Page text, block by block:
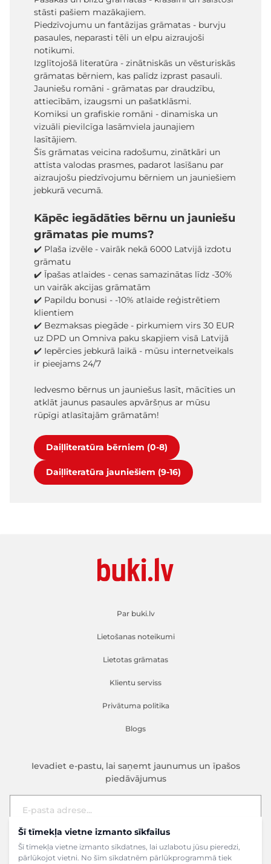
Šī tīmekļa vietne izmanto sīkfailus
Šī tīmekļa vietne izmanto sīkdatnes, lai uzlabotu jūsu pieredzi,
pārlūkojot vietni. No šīm sīkdatnēm pārlūkprogrammā tiek
stāsti pašiem mazākajiem.
Piedzīvojumu un fantāzijas grāmatas - burvju
pasaules, neparasti tēli un elpu aizraujoši
notikumi.
Izglītojošā literatūra - zinātniskās un vēsturiskās
grāmatas bērniem, kas palīdz izprast pasauli.
Jauniešu romāni - grāmatas par draudzību,
attiecībām, izaugsmi un pašatklāsmi.
Komiksi un grafiskie romāni - dinamiska un
vizuāli pievilcīga lasāmviela jaunajiem
lasītājiem.
Šīs grāmatas veicina radošumu, zinātkāri un
attīsta valodas prasmes, padarot lasīšanu par
aizraujošu piedzīvojumu bērniem un jauniešiem
jebkurā vecumā.
Kāpēc iegādāties bērnu un jauniešu
grāmatas pie mums?
✔️ Plaša izvēle - vairāk nekā 6000 Latvijā izdotu
grāmatu
✔️ Īpašas atlaides - cenas samazinātas līdz -30%
un vairāk akcijas grāmatām
✔️ Papildu bonusi - -10% atlaide reģistrētiem
klientiem
✔️ Bezmaksas piegāde - pirkumiem virs 30 EUR
uz DPD un Omniva paku skapjiem visā Latvijā
✔️ Iepērcies jebkurā laikā - mūsu internetveikals
ir pieejams 24/7
Iedvesmo bērnus un jauniešus lasīt, mācīties un
atklāt jaunus pasaules apvāršņus ar mūsu
rūpīgi atlasītajām grāmatām!
Daiļliteratūra bērniem (0-8)
Daiļliteratūra jauniešiem (9-16)
Par buki.lv
Lietošanas noteikumi
Lietotas grāmatas
Klientu serviss
Privātuma politika
Blogs
Ievadiet e-pastu, lai saņemt jaunumus un īpašos
piedāvājumus
E-pasta adrese
Pieteikties